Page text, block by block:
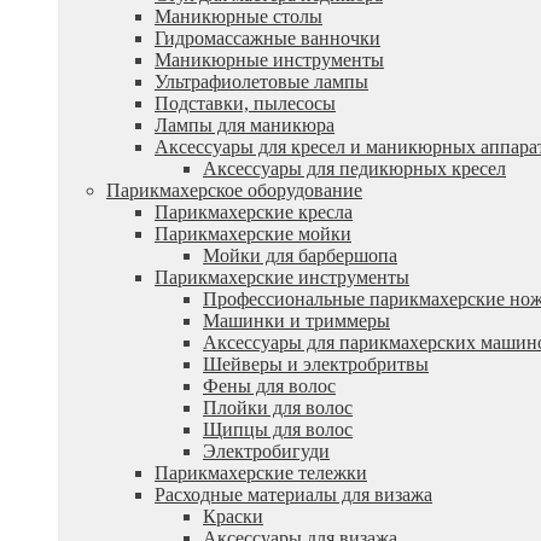
Маникюрные столы
Гидромассажные ванночки
Маникюрные инструменты
Ультрафиолетовые лампы
Подставки, пылесосы
Лампы для маникюра
Аксессуары для кресел и маникюрных
Аксессуары для педикюрных кресел
Парикмахерское оборудование
Парикмахерские кресла
Парикмахерские мойки
Мойки для барбершопа
Парикмахерские инструменты
Профессиональные парикмахерские
Машинки и триммеры
Аксессуары для парикмахерских
Шейверы и электробритвы
Фены для волос
Плойки для волос
Щипцы для волос
Электробигуди
Парикмахерские тележки
Расходные материалы для визажа
Краски